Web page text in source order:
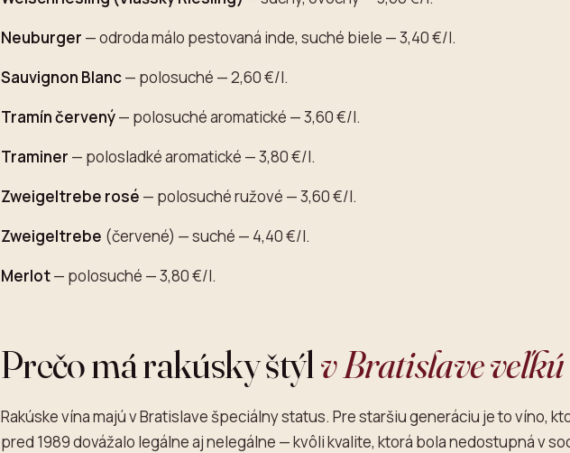
Neuburger — odroda málo pestovaná inde, suché biele — 3,40 €/l.
Sauvignon Blanc— polosuché — 2,60 €/l.
Tramín červený— polosuché aromatické — 3,60 €/l.
Traminer — polosladké aromatické — 3,80 €/l.
Zweigeltrebe rosé — polosuché ružové — 3,60 €/l.
Zweigeltrebe (červené) — suché — 4,40 €/l.
Merlot— polosuché — 3,80 €/l.
Prečo má rakúsky štýlv Bratislave
Rakúske vína majú v Bratislave špeciálny status. Pre staršiu generáciu je to víno,
pred 1989 dovážalo legálne aj nelegálne — kvôli kvalite, ktorá bola nedostupná v